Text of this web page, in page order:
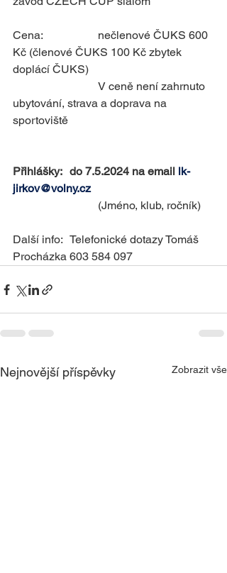
Cena: 		nečlenové ČUKS 600
Kč (členové ČUKS 100 Kč zbytek
doplácí ČUKS)
ubytování, strava a doprava na
sportoviště
Přihlášky: 	do 7.5.2024 na email lk-
jirkov@volny.cz
			(Jméno, klub, ročník)
Další info: 	Telefonické dotazy Tomáš
Procházka 603 584 097
Nejnovější příspěvky Zobrazit vše